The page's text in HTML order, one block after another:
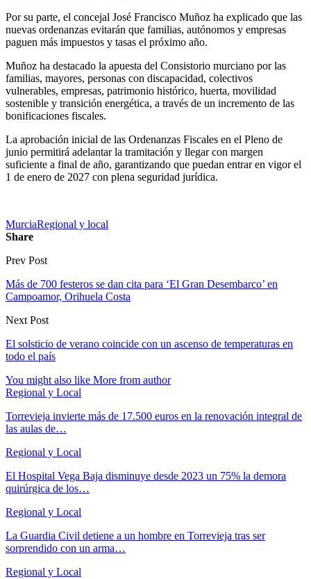
Por su parte, el concejal José Francisco Muñoz ha explicado que las
nuevas ordenanzas evitarán que familias, autónomos y empresas
paguen más impuestos y tasas el próximo año.
Muñoz ha destacado la apuesta del Consistorio murciano por las
familias, mayores, personas con discapacidad, colectivos
vulnerables, empresas, patrimonio histórico, huerta, movilidad
sostenible y transición energética, a través de un incremento de las
bonificaciones fiscales.
La aprobación inicial de las Ordenanzas Fiscales en el Pleno de
junio permitirá adelantar la tramitación y llegar con margen
suficiente a final de año, garantizando que puedan entrar en vigor el
1 de enero de 2027 con plena seguridad jurídica.
MurciaRegional y local
Share
Prev Post
Más de 700 festeros se dan cita para ‘El Gran Desembarco’ en
Campoamor, Orihuela Costa
Next Post
El solsticio de verano coincide con un ascenso de temperaturas en
todo el país
You might also like More from author
Regional y Local
Torrevieja invierte más de 17.500 euros en la renovación integral de
las aulas de…
Regional y Local
El Hospital Vega Baja disminuye desde 2023 un 75% la demora
quirúrgica de los…
Regional y Local
La Guardia Civil detiene a un hombre en Torrevieja tras ser
sorprendido con un arma…
Regional y Local